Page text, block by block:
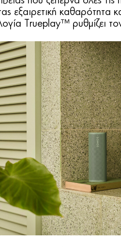
εξαιρετική καθαρότητα
Trueplay™ ρυθμίζει